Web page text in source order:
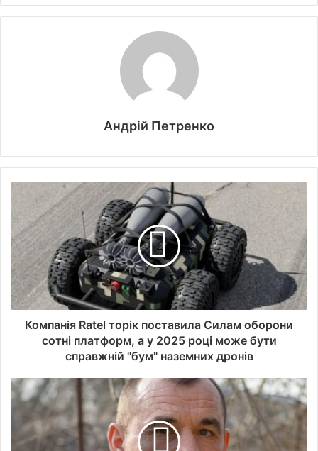
Андрій Петренко
Компанія Ratel торік поставила Силам оборони
сотні платформ, а у 2025 році може бути
справжній "бум" наземних дронів